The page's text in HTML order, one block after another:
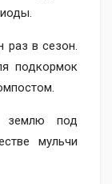
раз в сезон.
подкормок
землю под
мульчи